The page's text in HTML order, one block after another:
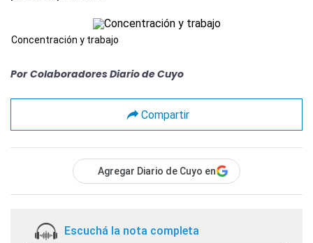
Concentración y trabajo
Por Colaboradores Diario de Cuyo
Compartir
Agregar Diario de Cuyo en
Escuchá la nota completa